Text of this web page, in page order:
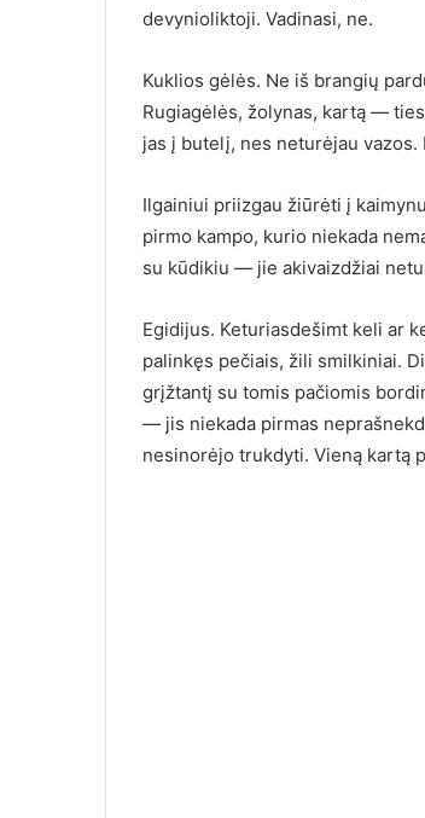
devynioliktoji. Vadinasi, ne.
Kuklios gėlės. Ne iš brangių
Rugiagėlės, žolynas, kartą —
jas į butelį, nes neturėjau vazos.
Ilgainiui priizgau žiūrėti į
pirmo kampo, kurio niekada
su kūdikiu — jie akivaizdžiai
Egidijus. Keturiasdešimt keli ar
palinkęs pečiais, žili smilkiniai.
grįžtantį su tomis pačiomis
— jis niekada pirmas
nesinorėjo trukdyti. Vieną kartą